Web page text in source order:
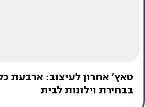
טאץ׳ אחרון לעיצוב: ארבעת
בבחירת וילונות לבית